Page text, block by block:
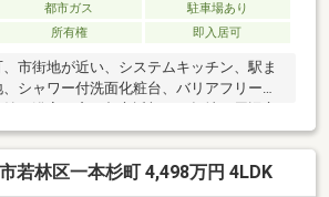
都市ガス
駐車場あり
所有権 即入居可
市街地が近い、システムキッチン、駅ま
シャワー付洗面化粧台、バリアフリー、
若林区一本杉町 4,498万円 4LDK